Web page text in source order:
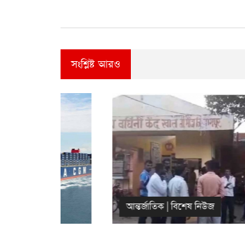
সংশ্লিষ্ট আরও
|বিশেষ নিউজ